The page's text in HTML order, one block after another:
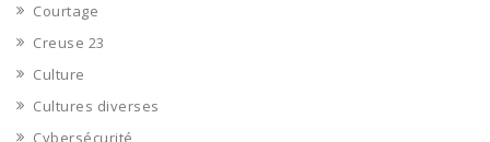
Courtage
Creuse 23
Culture
Cultures diverses
Cybersécurité